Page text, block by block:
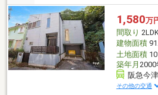
1,580万
間取り
建物面積
土地面積
築年月
阪急今
その他の交通